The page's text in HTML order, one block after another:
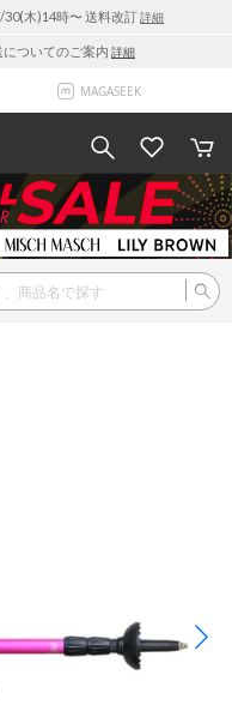
30(木)14時〜 送料改訂詳細
についてのご案内 詳細
MAGASEEK